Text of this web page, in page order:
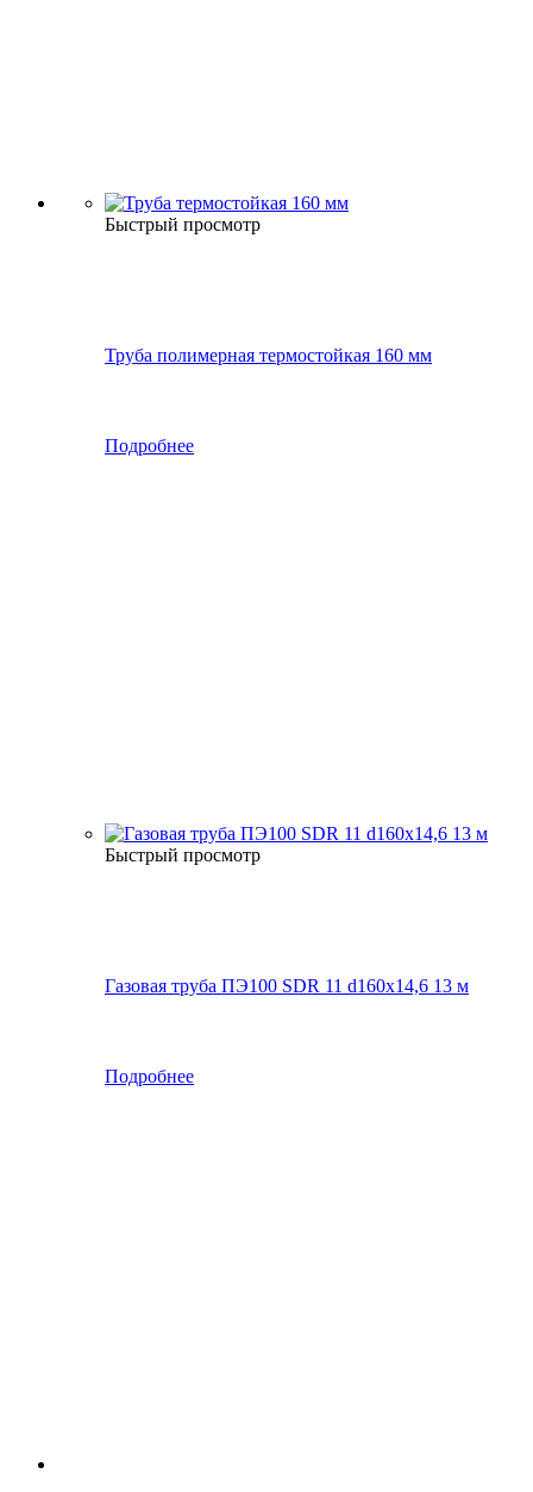
Быстрый просмотр
Труба полимерная термостойкая 160 мм
Подробнее
Быстрый просмотр
Газовая труба ПЭ100 SDR 11 d160х14,6 13 м
Подробнее